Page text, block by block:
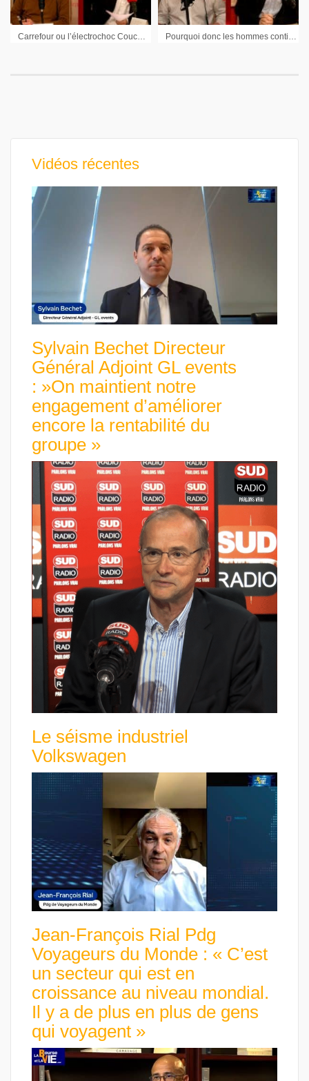
Vidéos récentes
Sylvain Bechet Directeur
Général Adjoint GL events
: »On maintient notre
engagement d’améliorer
encore la rentabilité du
groupe »
Le séisme industriel
Volkswagen
Jean-François Rial Pdg
Voyageurs du Monde : « C’est
un secteur qui est en
croissance au niveau mondial.
Il y a de plus en plus de gens
qui voyagent »